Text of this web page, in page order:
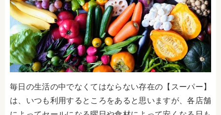
毎日の生活の中でなくてはならない存在の【スーパー】
は、いつも利用するところをあると思いますが、各店舗